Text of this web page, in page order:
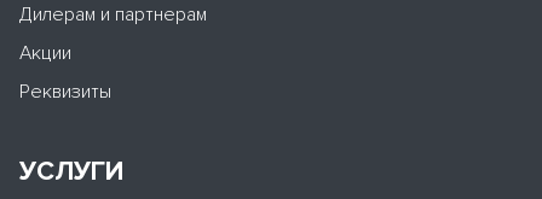
Дилерам и партнерам
Акции
Реквизиты
УСЛУГИ